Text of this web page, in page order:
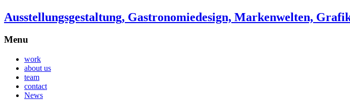
Ausstellungsgestaltung, Gastronomiedesign, Markenwelten,
Menu
work
about us
team
contact
News